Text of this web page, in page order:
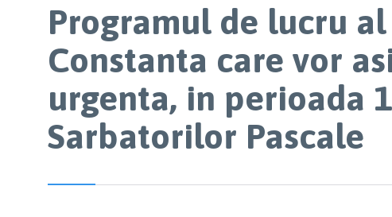
Programul de lucru
Constanta care vor
urgenta, in perioada
Sarbatorilor Pascale